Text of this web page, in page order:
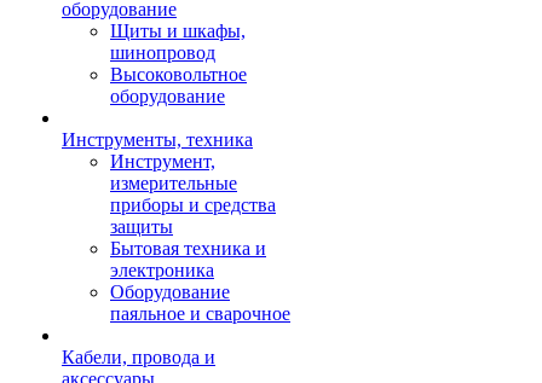
оборудование
Щиты и шкафы,
шинопровод
Высоковольтное
оборудование
Инструменты, техника
Инструмент,
измерительные
приборы и средства
защиты
Бытовая техника и
электроника
Оборудование
паяльное и сварочное
Кабели, провода и
аксессуары